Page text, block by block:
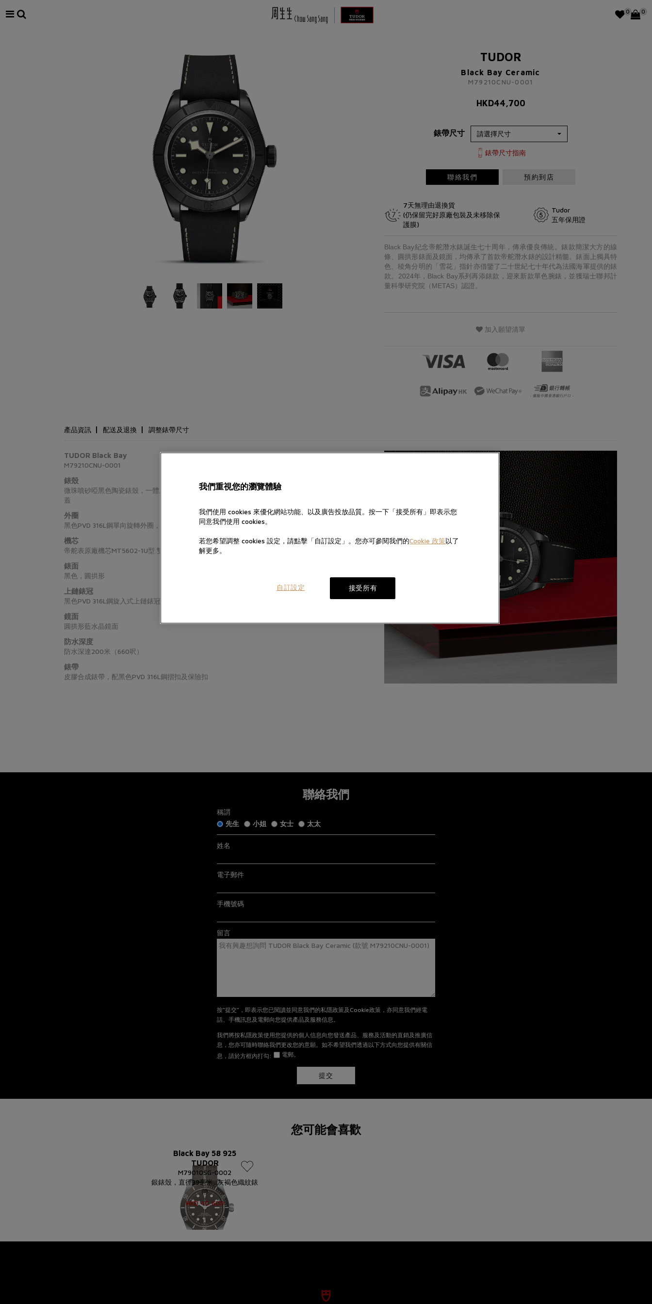
0 0
TUDOR
Black Bay Ceramic
M79210CNU-0001
HKD44,700
錶帶尺寸
錶帶尺寸指南
聯絡我們 預約到店
7天無理由退換貨
(仍保留完好原廠包裝及未移除保
護膜)
Tudor
五年保用證
Black Bay紀念帝舵潛水錶誕生七十周年，傳承優良傳統。錶款簡潔大方的線
條、圓拱形錶面及鏡面，均傳承了首款帝舵潛水錶的設計精髓。錶面上獨具特
色、稜角分明的「雪花」指針亦借鑒了二十世紀七十年代為法國海軍提供的錶
款。2024年，Black Bay系列再添錶款，迎來新款單色腕錶，並獲瑞士聯邦計
量科學研究院（METAS）認證。
加入願望清單
請完成以下表格
我們將按私隱政策使用您提供的個人信息向您發送產品、服務及活動的直
Tudor官方網站)
星期一至星期日: 11AM -8PM
有關退貨及換貨詳情，請按此。
產品資訊 配送及退換 調整錶帶尺寸
TUDOR Black Bay
M79210CNU-0001
錶殼
微珠噴砂啞黑色陶瓷錶殼，一體成型中層錶殼，直徑41毫米 黑色PVD 316L鋼配透明藍水晶鏡面底
蓋
外圈
黑色PVD 316L鋼單向旋轉外圈，黑色陶瓷60分鐘刻度字圈，飾以太陽光線效果，鐫刻刻度及數字
機芯
帝舵表原廠機芯MT5602-1U型 雙向擺陀系統自動上鏈機械機芯
錶面
黑色，圓拱形
上鏈錶冠
黑色PVD 316L鋼旋入式上鏈錶冠，飾以浮雕帝舵表玫瑰標誌，配圓紋磨砂鋼上鏈錶冠軸
鏡面
圓拱形藍水晶鏡面
防水深度
防水深達200米（660呎）
錶帶
皮膠合成錶帶，配黑色PVD 316L鋼摺扣及保險扣
聯絡我們
稱謂
先生
小姐 女士 太太
姓名
電子郵件
手機號碼
留言
按“提交”，即表示您已閱讀並同意我們的私隱政策及Cookie政策，亦同意我們經電
話、手機訊息及電郵向您提供產品及服務信息。
我們將按私隱政策使用您提供的個人信息向您發送產品、服務及活動的直銷及推廣信
息，您亦可隨時聯絡我們更改您的意願。如不希望我們透過以下方式向您提供有關信
息，請於方框內打勾:
電郵。
提交
您可能會喜歡
Black Bay 58 925
TUDOR
M79010SG-0002
銀錶殼，直徑39毫米, 灰褐色織紋錶
帶
HKD40,600
我們重視您的瀏覽體驗
我們使用 cookies 來優化網站功能、以及廣告投放品質。按一下「接受所有」即表示您
同意我們使用 cookies。
若您希望調整 cookies 設定，請點擊「自訂設定」。您亦可參閱我們的Cookie 政策以了
解更多。
接受所有
自訂設定